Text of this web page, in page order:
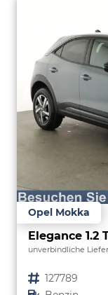
Opel Mokka
unverbindliche
Fahrzeugnr. 127789